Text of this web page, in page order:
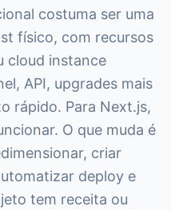
costuma ser uma
físico, com recursos
cloud instance
API, upgrades mais
rápido. Para Next.js,
O que muda é
criar
deploy e
tem receita ou